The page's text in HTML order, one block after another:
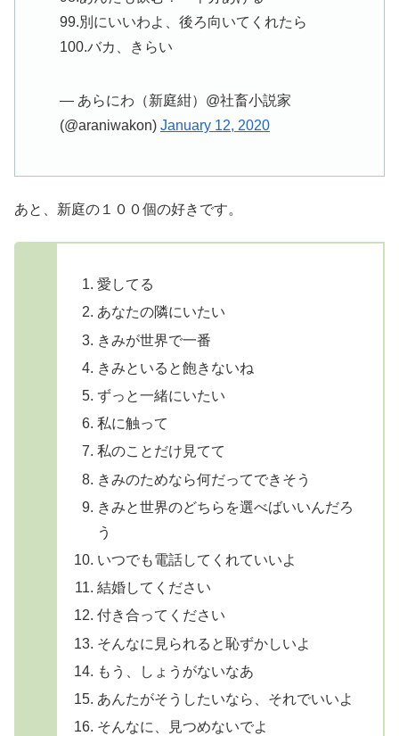
99.別にいいわよ、後ろ向いてくれたら
100.バカ、きらい
— あらにわ（新庭紺）@社畜小説家
(@araniwakon) January 12, 2020
あと、新庭の１００個の好きです。
愛してる
あなたの隣にいたい
きみが世界で一番
きみといると飽きないね
ずっと一緒にいたい
私に触って
私のことだけ見てて
きみのためなら何だってできそう
きみと世界のどちらを選べばいいんだろ
う
いつでも電話してくれていいよ
結婚してください
付き合ってください
そんなに見られると恥ずかしいよ
もう、しょうがないなあ
あんたがそうしたいなら、それでいいよ
そんなに、見つめないでよ